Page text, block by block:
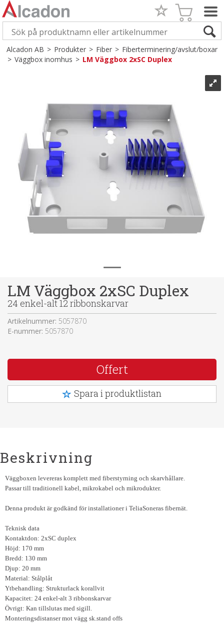
Alcadon AB>Produkter>Fiber>Fiberterminering/avslut/boxar
>Väggbox inomhus>LM Väggbox 2xSC Duplex
LM Väggbox 2xSC Duplex
24 enkel-alt 12 ribbonskarvar
Artikelnummer: 5057870
E-nummer: 5057870
Offert
Spara i produktlistan
Beskrivning
Väggboxen levereras komplett med fiberstyrning och skarvhållare.
Passar till traditionell kabel, mikrokabel och mikrodukter.
Denna produkt är godkänd för installationer i TeliaSoneras fibernät.
Teknisk data
Kontaktdon: 2xSC duplex
Höjd: 170 mm
Bredd: 130 mm
Djup: 20 mm
Material: Stålplåt
Ytbehandling: Strukturlack korallvit
Kapacitet: 24 enkel-alt 3 ribbonskarvar
Övrigt: Kan tillslutas med sigill.
Monteringsdistanser mot vägg sk.stand offs